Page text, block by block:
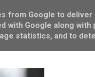
AROUND US ΜΑΜΑ &
from Google to
with Google along
statistics, and to